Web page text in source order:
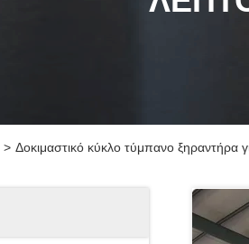
> Δοκιμαστικό κύκλο τύμπανο ξηραντήρα